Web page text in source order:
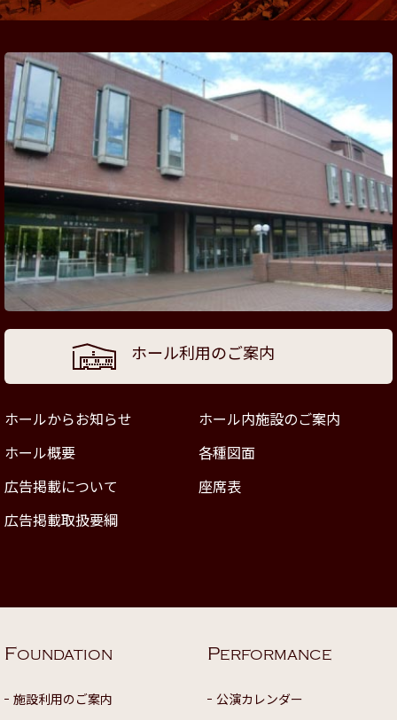
ホール利用のご案内
ホールからお知らせ
ホール内施設のご案内
ホール概要
各種図面
広告掲載について
座席表
広告掲載取扱要綱
FOUNDATION
施設利用のご案内
PERFORMANCE
公演カレンダー